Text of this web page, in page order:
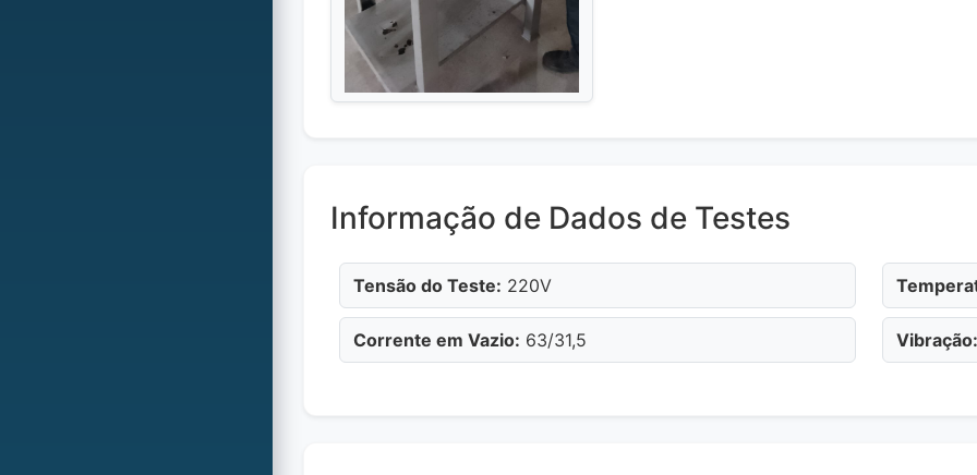
Informação de Dados de Testes
Tensão do Teste: 220V
Corrente em Vazio: 63/31,5 Vibração: